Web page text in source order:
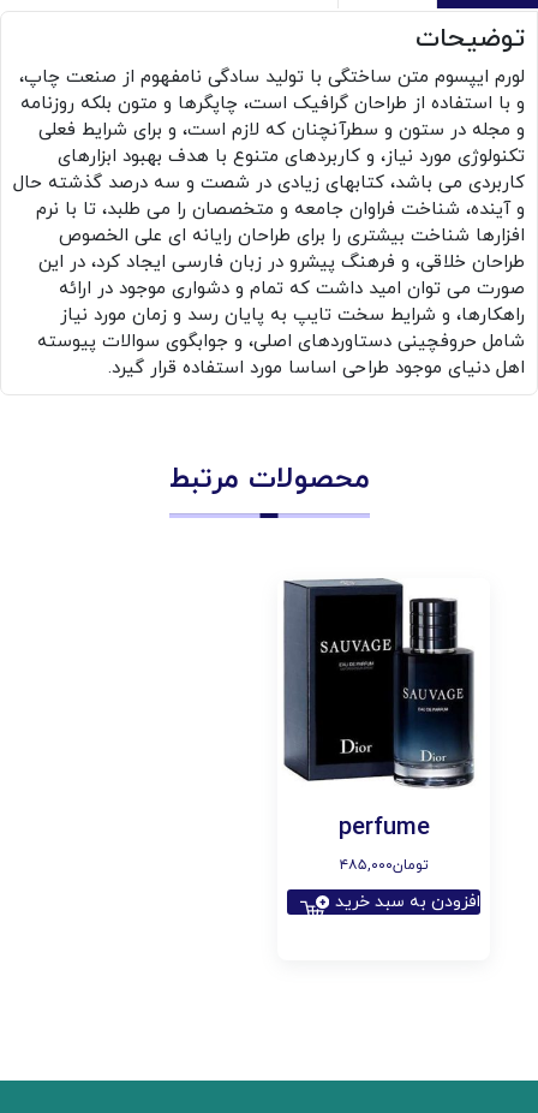
توضیحات
لورم ایپسوم متن ساختگی با تولید سادگی نامفهوم از صنعت چاپ،
و با استفاده از طراحان گرافیک است، چاپگرها و متون بلکه روزنامه
و مجله در ستون و سطرآنچنان که لازم است، و برای شرایط فعلی
تکنولوژی مورد نیاز، و کاربردهای متنوع با هدف بهبود ابزارهای
کاربردی می باشد، کتابهای زیادی در شصت و سه درصد گذشته حال
و آینده، شناخت فراوان جامعه و متخصصان را می طلبد، تا با نرم
افزارها شناخت بیشتری را برای طراحان رایانه ای علی الخصوص
طراحان خلاقی، و فرهنگ پیشرو در زبان فارسی ایجاد کرد، در این
صورت می توان امید داشت که تمام و دشواری موجود در ارائه
راهکارها، و شرایط سخت تایپ به پایان رسد و زمان مورد نیاز
شامل حروفچینی دستاوردهای اصلی، و جوابگوی سوالات پیوسته
اهل دنیای موجود طراحی اساسا مورد استفاده قرار گیرد.
محصولات مرتبط
perfume
تومان۴۸۵,۰۰۰
افزودن به سبد خرید